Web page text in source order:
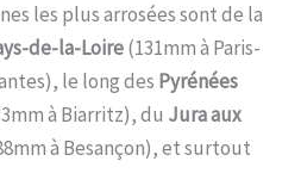
les plus arrosées sont de la
de-la-Loire(131mm à Paris-
le long des Pyrénées
à Biarritz), du Jura aux
à Besançon), et surtout